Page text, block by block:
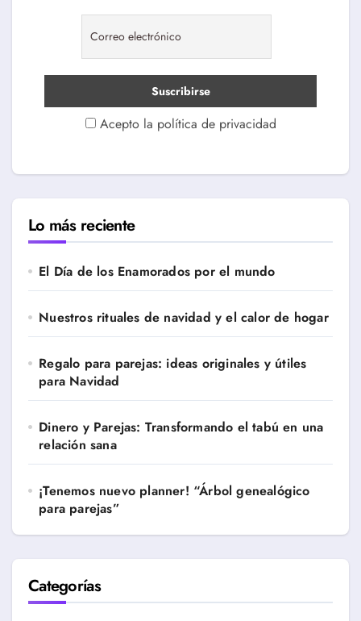
Acepto la política de privacidad
Lo más reciente
El Día de los Enamorados por el mundo
Nuestros rituales de navidad y el calor de hogar
Regalo para parejas: ideas originales y útiles
para Navidad
Dinero y Parejas: Transformando el tabú en una
relación sana
¡Tenemos nuevo planner! “Árbol genealógico
para parejas”
Categorías